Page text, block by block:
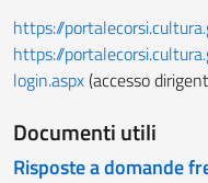
https://
https://
login.aspx(accesso
Documenti utili
Risposte a domande